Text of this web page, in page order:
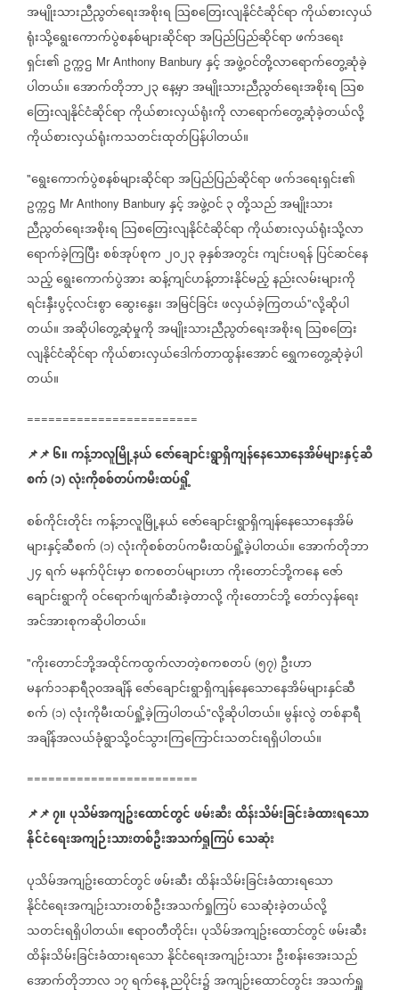
အမျိုးသားညီညွတ်ရေးအစိုးရ သြစတြေးလျနိုင်ငံဆိုင်ရာကိုယ်စားလှယ်
ရုံးသို့ရွေးကောက်ပွဲစနစ်များဆိုင်ရာအပြည်ပြည်ဆိုင်ရာဖက်ဒရေး
ရှင်း၏ ဥက္ကဌ Mr Anthony Banbury နှင့်အဖွဲ့ဝင်တို့လာရောက်တွေ့ဆုံခဲ့
ပါတယ်။အောက်တိုဘာ၂၃နေ့မှာအမျိုးသားညီညွတ်ရေးအစိုးရ သြစ
တြေးလျနိုင်ငံဆိုင်ရာကိုယ်စားလှယ်ရုံးကိုလာရောက်တွေ့ဆုံခဲ့တယ်လို့
ကိုယ်စားလှယ်ရုံးကသတင်းထုတ်ပြန်ပါတယ်။
"ရွေးကောက်ပွဲစနစ်များဆိုင်ရာအပြည်ပြည်ဆိုင်ရာဖက်ဒရေးရှင်း၏
ဥက္ကဌ Mr Anthony Banbury နှင့်အဖွဲ့ဝင်၃တို့သည်အမျိုးသား
ညီညွတ်ရေးအစိုးရ သြစတြေးလျနိုင်ငံဆိုင်ရာကိုယ်စားလှယ်ရုံးသို့လာ
ရောက်ခဲ့ကြပြီးစစ်အုပ်စုက၂၀၂၃ခုနှစ်အတွင်းကျင်းပရန်ပြင်ဆင်နေ
သည့်ရွေးကောက်ပွဲအားဆန့်ကျင်ဟန့်တားနိုင်မည့်နည်းလမ်းများကို
ရင်းနှီးပွင့်လင်းစွာဆွေးနွေး၊အမြင်ခြင်းဖလှယ်ခဲ့ကြတယ်"လို့ဆိုပါ
တယ်။အဆိုပါတွေ့ဆုံမှုကိုအမျိုးသားညီညွတ်ရေးအစိုးရ သြစတြေး
လျနိုင်ငံဆိုင်ရာကိုယ်စားလှယ်ဒေါက်တာထွန်းအောင်ရွှေကတွေ့ဆုံခဲ့ပါ
တယ်။
========================
📌📌၆။ကန့်ဘလူမြို့နယ်ဇော်ချောင်းရွာရှိကျန်နေသောနေအိမ်များနှင့်ဆီ
စက် (၁) လုံးကိုစစ်တပ်ကမီးထပ်ရှို့
စစ်ကိုင်းတိုင်းကန့်ဘလူမြို့နယ်ဇော်ချောင်းရွာရှိကျန်နေသောနေအိမ်
များနှင့်ဆီစက် (၁) လုံးကိုစစ်တပ်ကမီးထပ်ရှို့ခဲ့ပါတယ်။အောက်တိုဘာ
၂၄ရက်မနက်ပိုင်းမှာစကစတပ်များဟာကိုးတောင်ဘို့ကနေဇော်
ချောင်းရွာကိုဝင်ရောက်ဖျက်ဆီးခဲ့တာလို့ကိုးတောင်ဘို့တော်လှန်ရေး
အင်အားစုကဆိုပါတယ်။
"ကိုးတောင်ဘို့အထိုင်ကထွက်လာတဲ့စကစတပ် (၅၇) ဦးဟာ
မနက်၁၁နာရီ၃၀အချိန်ဇော်ချောင်းရွာရှိကျန်နေသောနေအိမ်များနှင်ဆီ
စက် (၁) လုံးကိုမီးထပ်ရှို့ခဲ့ကြပါတယ်"လို့ဆိုပါတယ်။မွန်းလွဲတစ်နာရီ
အချိန်အလယ်ခုံရွာသို့ဝင်သွားကြကြောင်းသတင်းရရှိပါတယ်။
========================
📌📌၇။ပုသိမ်အကျဥ်းထောင်တွင်ဖမ်းဆီးထိန်းသိမ်းခြင်းခံထားရသော
နိုင်ငံရေးအကျဉ်းသားတစ်ဦးအသက်ရှုကြပ်သေဆုံး
ပုသိမ်အကျဥ်းထောင်တွင်ဖမ်းဆီးထိန်းသိမ်းခြင်းခံထားရသော
နိုင်ငံရေးအကျဉ်းသားတစ်ဦးအသက်ရှုကြပ်သေဆုံးခဲ့တယ်လို့
သတင်းရရှိပါတယ်။ဧရာဝတီတိုင်း၊ပုသိမ်အကျဥ်းထောင်တွင်ဖမ်းဆီး
ထိန်းသိမ်းခြင်းခံထားရသောနိုင်ငံရေးအကျဉ်းသား ဦးစန်းအေးသည်
အောက်တိုဘာလ ၁၇ရက်နေ့ညပိုင်း၌အကျဉ်းထောင်တွင်းအသက်ရှူ